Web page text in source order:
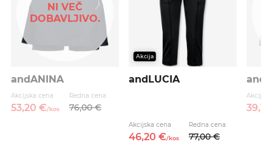
NI VEČ
DOBAVLJIVO.
andANINA
Akcijska cena
53,20 €/kos
Redna cena
76,00 €
Akcija
andLUCIA
Akcijska cena
46,20 €/kos
Redna cena
77,00 €
39,13